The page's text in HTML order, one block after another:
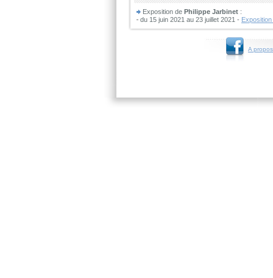
Exposition de Philippe Jarbinet :
du 15 juin 2021 au 23 juillet 2021 -
A